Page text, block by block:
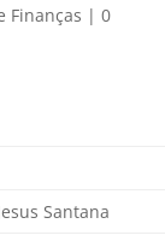
Finanças | 0
Santana